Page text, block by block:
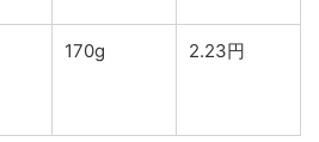
170g 2.23円